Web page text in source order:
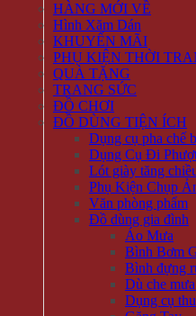
HÀNG MỚI VỀ
Hình Xăm Dán
KHUYẾN MÃI
PHỤ KIỆN THỜI
QUÀ TẶNG
TRANG SỨC
ĐỒ CHƠI
ĐỒ DÙNG TIỆN ÍCH
Dụng cụ pha chế
Dụng Cụ Đi
Lót giày tăng
Phụ Kiện Chụp
Văn phòng phẩm
Đồ dùng gia đình
Áo Mưa
Bình Bơm
Bình đựng
Dù che
Dụng cụ